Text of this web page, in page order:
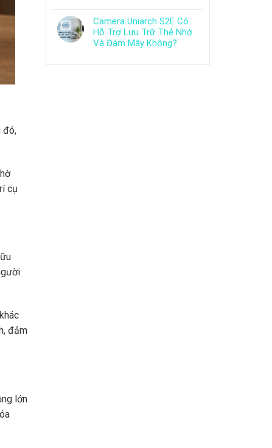
đó,
cụ
đảm
lớn
Camera Uniarch S2E Có
Hỗ Trợ Lưu Trữ Thẻ Nhớ
Và Đám Mây Không?